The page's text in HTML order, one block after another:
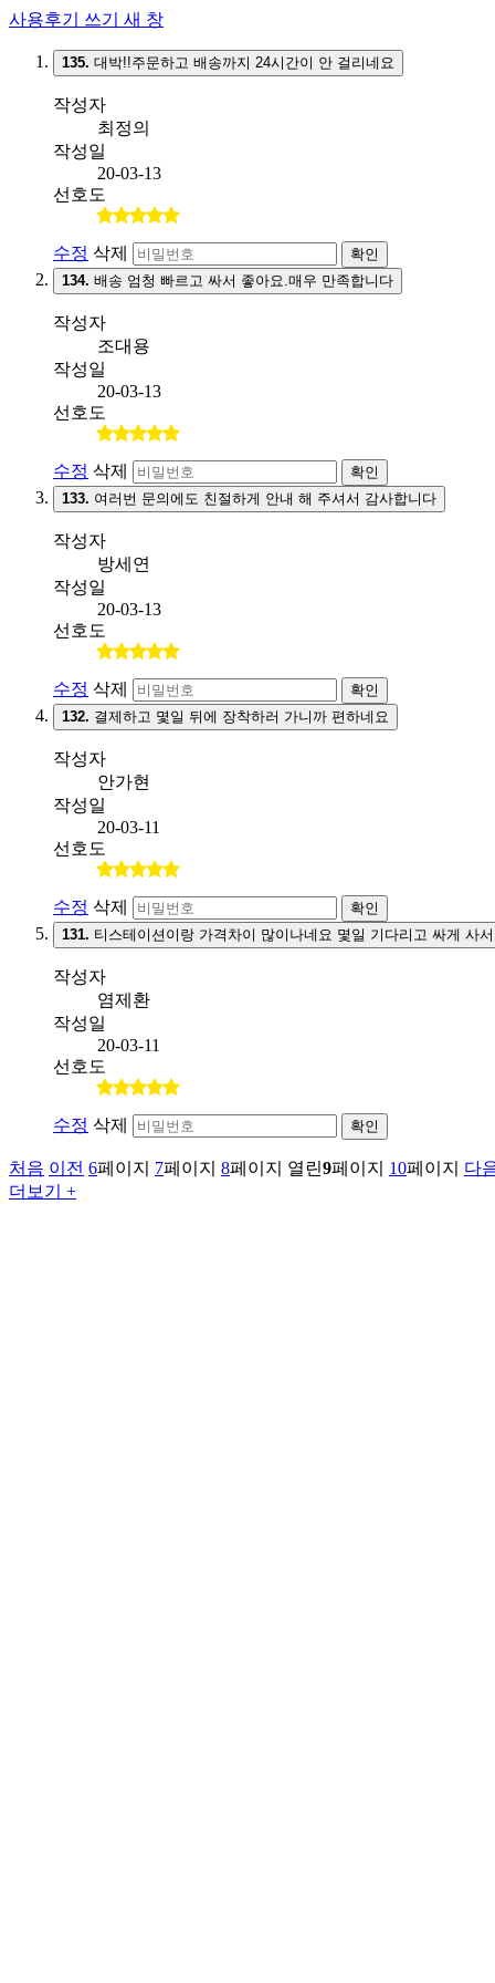
사용후기 쓰기 새 창
135. 대박!!주문하고 배송까지 24시간이 안 걸리네요
작성자
최정의
작성일
20-03-13
선호도
수정 삭제
확인
134. 배송 엄청 빠르고 싸서 좋아요.매우 만족합니다
작성자
조대용
작성일
20-03-13
선호도
수정 삭제
확인
133. 여러번 문의에도 친절하게 안내 해 주셔서 감사합니다
작성자
방세연
작성일
20-03-13
선호도
수정 삭제
확인
132.
결제하고 몇일 뒤에 장착하러 가니까 편하네요
작성자
안가현
작성일
20-03-11
선호도
수정 삭제
확인
131. 티스테이션이랑 가격차이 많이나네요 몇일 기다리고 싸게 사
작성자
염제환
작성일
20-03-11
선호도
수정 삭제 확인
처음 이전 6페이지 7페이지 8페이지 열린9페이지 10페이지
다
더보기 +